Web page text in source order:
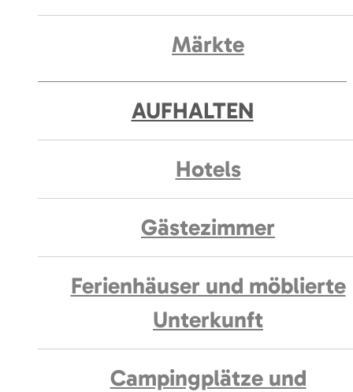
Märkte
AUFHALTEN
Hotels
Gästezimmer
Ferienhäuser und möblierte
Unterkunft
Campingplätze und